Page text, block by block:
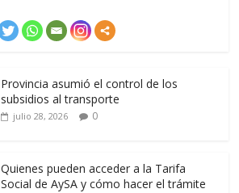
Provincia asumió el control de los
subsidios al transporte
julio 28, 2026 0
Quienes pueden acceder a la Tarifa
Social de AySA y cómo hacer el trámite